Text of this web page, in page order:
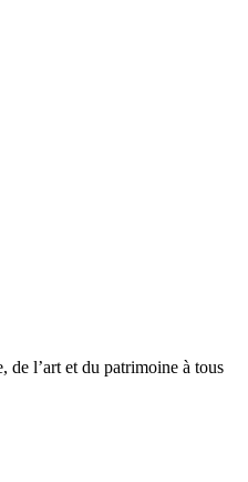
de l’art et du patrimoine à tous